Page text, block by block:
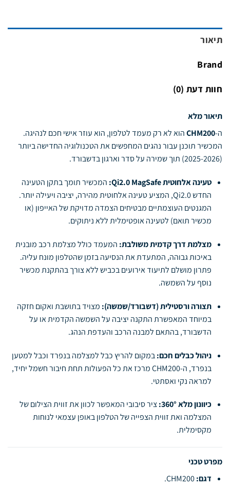
תיאור
Brand
חוות דעת (0)
תיאור מלא
ה-CHM200הוא לא רק מעמד לטלפון, הוא עוזר אישי חכם לנהיגה.
המכשיר תוכנן עבור נהגים המחפשים את הטכנולוגיה החדישה ביותר
(2025-2026) תוך שמירה על סדר וארגון בדשבורד.
טעינה אלחוטית Qi2.0 MagSafe:
המכשיר תומך בתקן הטעינה
החדש Qi2.0, המציע טעינה אלחוטית מהירה, יציבה ויעילה יותר.
המגנטים העוצמתיים מבטיחים הצמדה מדויקת של האייפון (או
מכשיר תואם) לטעינה אופטימלית ללא ניתוקים.
מצלמת דרך קדמית משולבת: המעמד כולל מצלמת רכב מובנית
באיכות גבוהה, המתעדת את הנסיעה בזמן שהטלפון מונח עליה.
פתרון מושלם לתיעוד אירועים בכביש ללא צורך בהתקנת מכשיר
נוסף על השמשה.
תצורה ורסטילית (דשבורד/שמשה): מצויד בתושבת ואקום חזקה
במיוחד המאפשרת התקנה יציבה על השמשה הקדמית או על
הדשבורד, בהתאם למבנה הרכב והעדפת הנהג.
ניהול כבלים חכם:במקום להריץ כבל למצלמה בנפרד וכבל למטען
בנפרד, ה-CHM200 מרכז את כל הפעולות תחת חיבור חשמל יחיד,
למראה נקי ואסתטי.
כיוונון מלא 360°:
ציר סיבובי המאפשר לכוון את זווית הצילום של
המצלמה ואת זווית הצפייה של הטלפון באופן עצמאי לנוחות
מקסימלית.
מפרט טכני
דגם: